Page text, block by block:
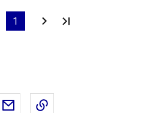
page
Page précédente
1 Page suivante
X sur LinkedIn
Partager par email